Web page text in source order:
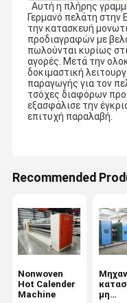
Αυτή η πλήρης
Γερμανό πελάτη στην
την κατασκευή
προδιαγραφών με
πωλούνται κυρίως
αγορές. Μετά την
δοκιμαστική
παραγωγής για τον
τσόχες διαφόρων
εξασφάλισε την
επιτυχή παραλαβή.
Recommended
Nonwoven
Hot Calender
Machine
μη